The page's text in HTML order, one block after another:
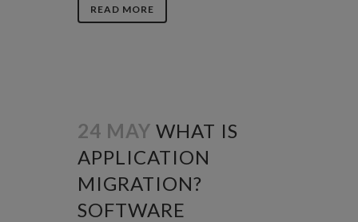
READ MORE
24 MAY WHAT IS
APPLICATION
MIGRATION?
SOFTWARE